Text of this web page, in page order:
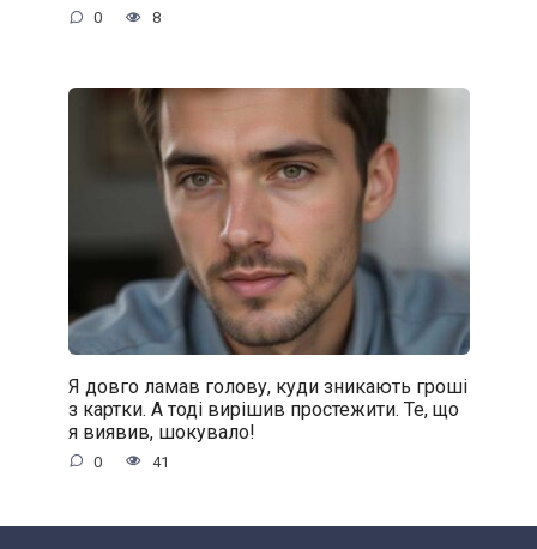
0 8
Я довго ламав голову, куди зникають гроші
з картки. А тоді вирішив простежити. Те, що
я виявив, шокувало!
0 41